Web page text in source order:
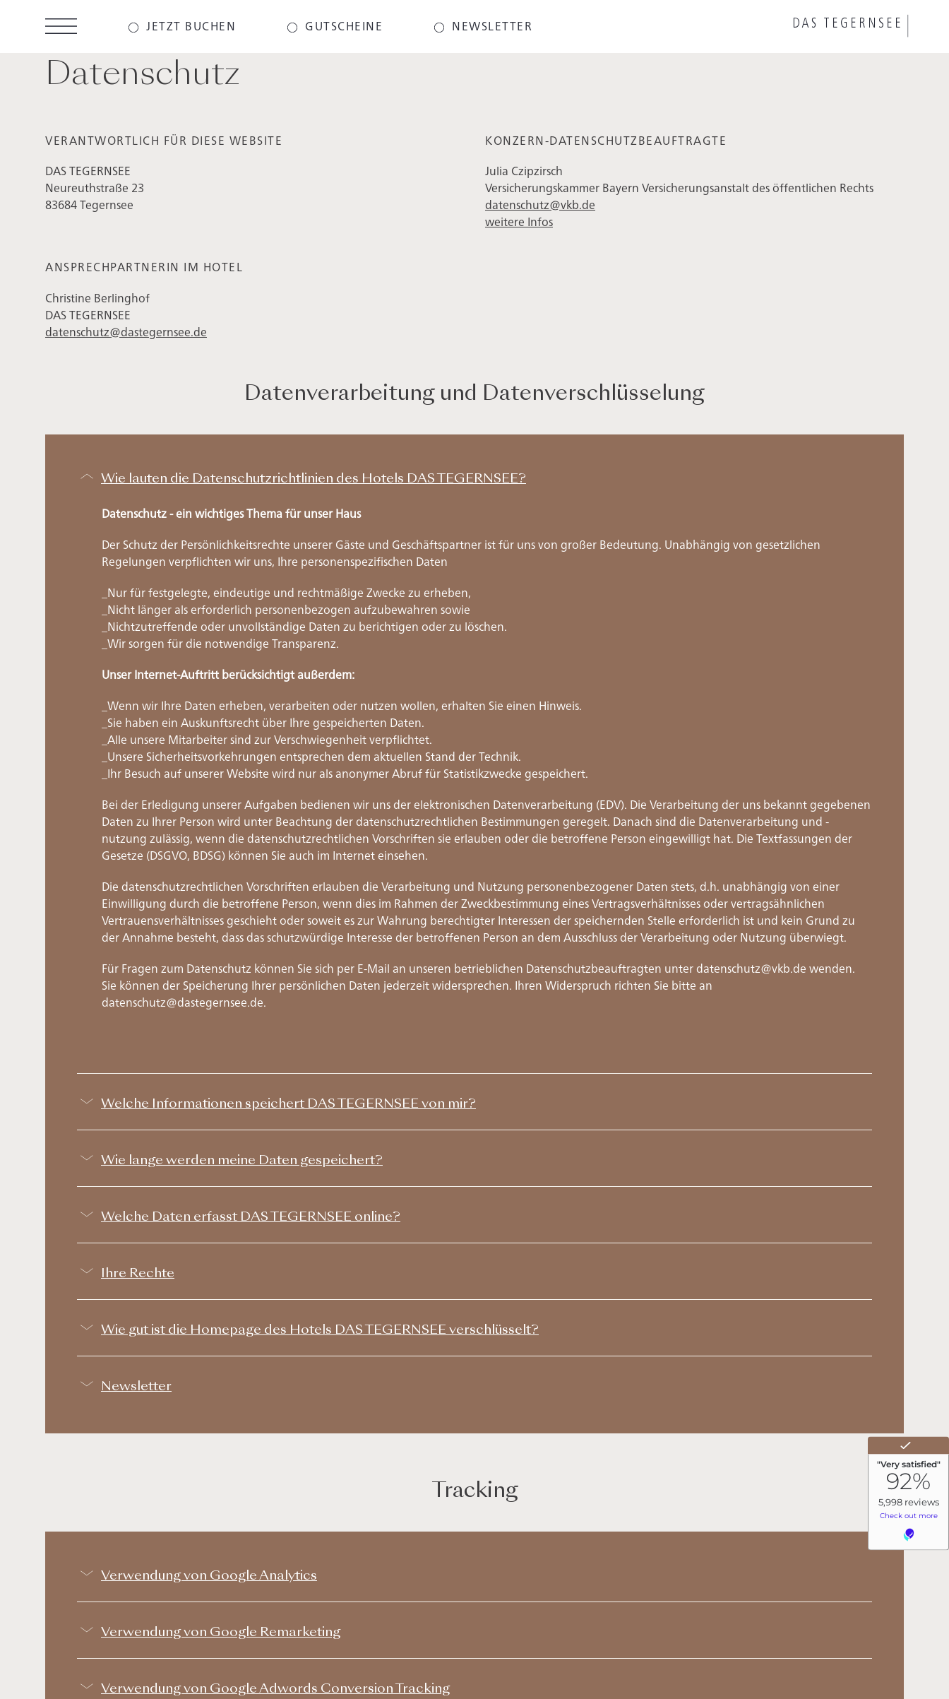
JETZT BUCHEN GUTSCHEINE NEWSLETTER
Datenschutz
VERANTWORTLICH FÜR DIESE WEBSITE
DAS TEGERNSEE
Neureuthstraße 23
83684 Tegernsee
KONZERN-DATENSCHUTZBEAUFTRAGTE
Julia Czipzirsch
Versicherungskammer Bayern Versicherungsanstalt des öffentlichen Rechts
datenschutz@vkb.de
weitere Infos
ANSPRECHPARTNERIN IM HOTEL
Christine Berlinghof
DAS TEGERNSEE
datenschutz@dastegernsee.de
Datenverarbeitung und Datenverschlüsselung
Wie lauten die Datenschutzrichtlinien des Hotels DAS TEGERNSEE?
Datenschutz - ein wichtiges Thema für unser Haus
Der Schutz der Persönlichkeitsrechte unserer Gäste und Geschäftspartner ist für uns von großer Bedeutung. Unabhängig von gesetzlichen
Regelungen verpflichten wir uns, Ihre personenspezifischen Daten
_Nur für festgelegte, eindeutige und rechtmäßige Zwecke zu erheben,
_Nicht länger als erforderlich personenbezogen aufzubewahren sowie
_Nichtzutreffende oder unvollständige Daten zu berichtigen oder zu löschen.
_Wir sorgen für die notwendige Transparenz.
Unser Internet-Auftritt berücksichtigt außerdem:
_Wenn wir Ihre Daten erheben, verarbeiten oder nutzen wollen, erhalten Sie einen Hinweis.
_Sie haben ein Auskunftsrecht über Ihre gespeicherten Daten.
_Alle unsere Mitarbeiter sind zur Verschwiegenheit verpflichtet.
_Unsere Sicherheitsvorkehrungen entsprechen dem aktuellen Stand der Technik.
_Ihr Besuch auf unserer Website wird nur als anonymer Abruf für Statistikzwecke gespeichert.
Bei der Erledigung unserer Aufgaben bedienen wir uns der elektronischen Datenverarbeitung (EDV). Die Verarbeitung der uns bekannt gegebenen
Daten zu Ihrer Person wird unter Beachtung der datenschutzrechtlichen Bestimmungen geregelt. Danach sind die Datenverarbeitung und -
nutzung zulässig, wenn die datenschutzrechtlichen Vorschriften sie erlauben oder die betroffene Person eingewilligt hat. Die Textfassungen der
Gesetze (DSGVO, BDSG) können Sie auch im Internet einsehen.
Die datenschutzrechtlichen Vorschriften erlauben die Verarbeitung und Nutzung personenbezogener Daten stets, d.h. unabhängig von einer
Einwilligung durch die betroffene Person, wenn dies im Rahmen der Zweckbestimmung eines Vertragsverhältnisses oder vertragsähnlichen
Vertrauensverhältnisses geschieht oder soweit es zur Wahrung berechtigter Interessen der speichernden Stelle erforderlich ist und kein Grund zu
der Annahme besteht, dass das schutzwürdige Interesse der betroffenen Person an dem Ausschluss der Verarbeitung oder Nutzung überwiegt.
Für Fragen zum Datenschutz können Sie sich per E-Mail an unseren betrieblichen Datenschutzbeauftragten unter datenschutz@vkb.de wenden.
Sie können der Speicherung Ihrer persönlichen Daten jederzeit widersprechen. Ihren Widerspruch richten Sie bitte an
datenschutz@dastegernsee.de.
Welche Informationen speichert DAS TEGERNSEE von mir?
Wie lange werden meine Daten gespeichert?
Welche Daten erfasst DAS TEGERNSEE online?
Ihre Rechte
Wie gut ist die Homepage des Hotels DAS TEGERNSEE verschlüsselt?
Newsletter
Tracking
Verwendung von Google Analytics
Verwendung von Google Remarketing
Verwendung von Google Adwords Conversion Tracking